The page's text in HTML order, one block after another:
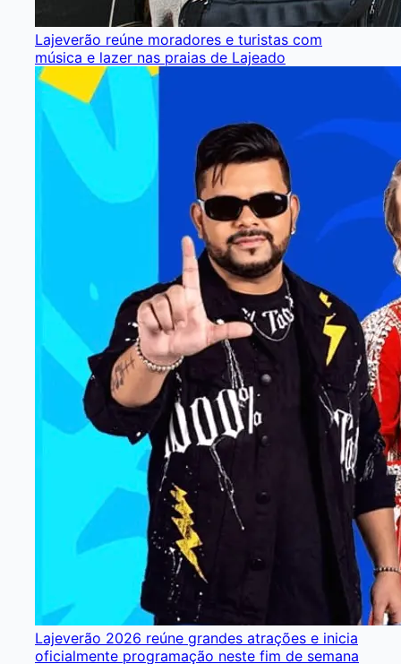
Lajeverão reúne moradores e turistas com
música e lazer nas praias de Lajeado
Lajeverão 2026 reúne grandes atrações e inicia
oficialmente programação neste fim de semana